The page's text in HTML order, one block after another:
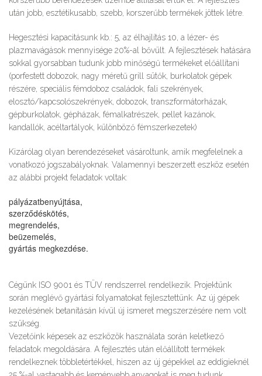
után jobb, esztétikusabb, szebb, korszerűbb termékek jöttek létre.
Hegesztési kapacitásunk kb.: 5, az élhajlítás 10, a lézer- és
plazmavágások mennyisége 20%-al bővült. A fejlesztések hatására
sokkal gyorsabban tudunk jobb minőségű termékeket előállítani
(porfestett dobozok, nagy méretű grill sütők, burkolatok gépek
részére, speciális fémdoboz családok, fali szekrények,
elosztó/kapcsolószekrények, dobozok, transzformátorházak,
gépburkolatok, gépházak, fémalkatrészek, pellet kazánok,
kandallók, acéltartályok, különböző fémszerkezetek)
Kizárólag olyan berendezéseket vásároltunk, amik megfelelnek a
vonatkozó jogszabályoknak. Valamennyi beszerzett eszköz esetén
az alábbi projekt feladatok voltak:
pályázatbenyújtása,
szerződéskötés,
megrendelés,
beüzemelés,
gyártás megkezdése.
Cégünk ISO 9001 és TÜV rendszerrel rendelkezik. Projektünk
során meglévő gyártási folyamatokat fejlesztettünk. Az új gépek
kezelésének betanításán kívül új ismeret megszerzésére nem volt
szükség.
Vezetőink képesek az eszközök használata során keletkező
feladatok megoldására. A fejlesztés után előállított termékek
rendelkeznek többletértékkel, hiszen az új gépekkel az eddigieknél